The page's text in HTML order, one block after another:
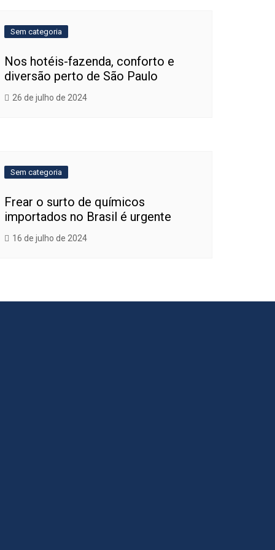
Sem categoria
Nos hotéis-fazenda, conforto e
diversão perto de São Paulo
26 de julho de 2024
Sem categoria
Frear o surto de químicos
importados no Brasil é urgente
16 de julho de 2024